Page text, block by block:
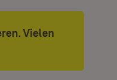
Vielen